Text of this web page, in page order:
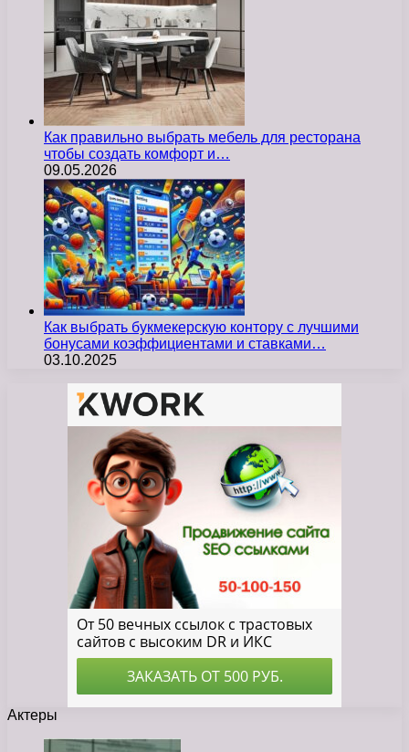
Как правильно выбрать мебель для ресторана
чтобы создать комфорт и…
09.05.2026
Как выбрать букмекерскую контору с лучшими
бонусами коэффициентами и ставками…
03.10.2025
Актеры